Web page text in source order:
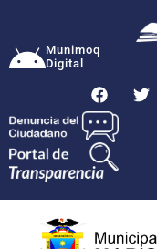
Munimoq
Digital